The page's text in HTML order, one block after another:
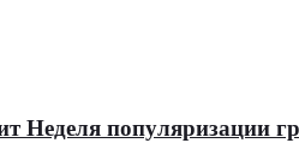
Неделя популяризации